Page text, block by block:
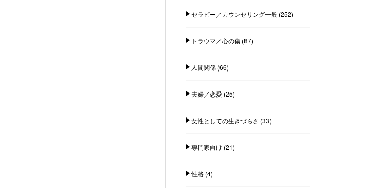
セラピー／カウンセリング一般(252)
トラウマ／心の傷(87)
人間関係(66)
夫婦／恋愛(25)
女性としての生きづらさ (33)
専門家向け (21)
性格(4)